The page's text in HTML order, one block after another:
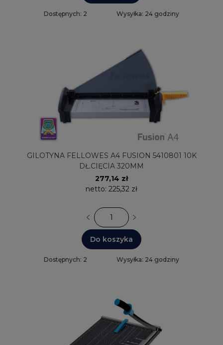
Dostępnych: 2 Wysyłka: 24 godziny
GILOTYNA FELLOWES A4 FUSION 5410801 10K
DŁ.CIĘCIA 320MM
277,14 zł
netto: 225,32 zł
Do koszyka
Dostępnych: 2 Wysyłka: 24 godziny